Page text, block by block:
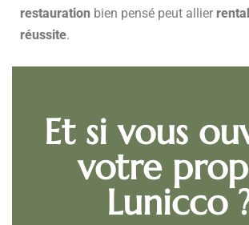
restauration bien pensé peut allier
réussite.
Et si vous
votre
Lunicco